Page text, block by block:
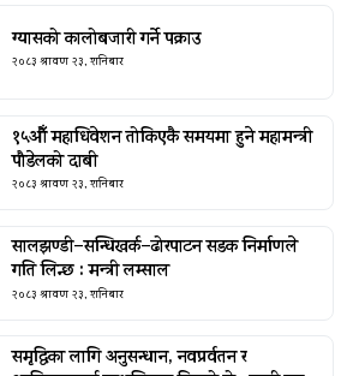
ग्यासको कालोबजारी गर्ने पक्राउ
२०८३ श्रावण २३, शनिबार
१५औँ महाधिवेशन तोकिएकै समयमा हुने महामन्त्री
पौडेलको दाबी
२०८३ श्रावण २३, शनिबार
सालझण्डी–सन्धिखर्क–ढोरपाटन सडक निर्माणले
गति लिन्छ : मन्त्री लम्साल
२०८३ श्रावण २३, शनिबार
समृद्धिका लागि अनुसन्धान, नवप्रर्वतन र